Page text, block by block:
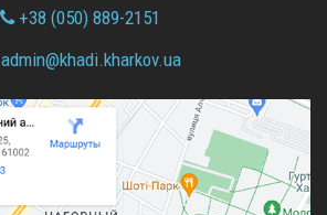
+38 (050) 889-2151
admin@khadi.kharkov.ua